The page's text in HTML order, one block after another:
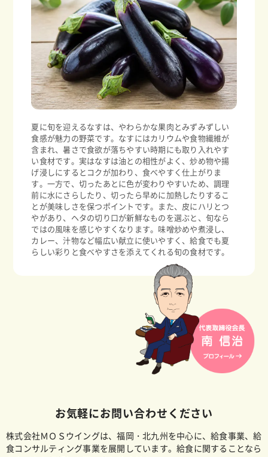
夏に旬を迎えるなすは、やわらかな果肉とみずみずしい
食感が魅力の野菜です。なすにはカリウムや食物繊維が
含まれ、暑さで食欲が落ちやすい時期にも取り入れやす
い食材です。実はなすは油との相性がよく、炒め物や揚
げ浸しにするとコクが加わり、食べやすく仕上がりま
す。一方で、切ったあとに色が変わりやすいため、調理
前に水にさらしたり、切ったら早めに加熱したりするこ
とが美味しさを保つポイントです。また、皮にハリとつ
やがあり、ヘタの切り口が新鮮なものを選ぶと、旬なら
ではの風味を感じやすくなります。味噌炒めや煮浸し、
カレー、汁物など幅広い献立に使いやすく、給食でも夏
らしい彩りと食べやすさを添えてくれる旬の食材です。
お気軽にお問い合わせください
株式会社ＭＯＳウイングは、福岡・北九州を中心に、給食事業、給
食コンサルティング事業を展開しています。給食に関することなら